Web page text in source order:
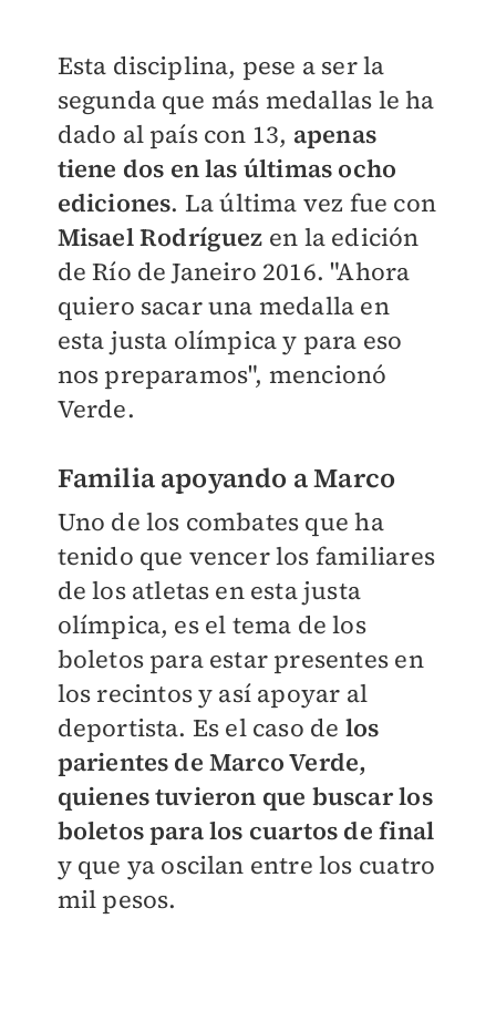
Esta disciplina, pese a ser la
segunda que más medallas le ha
dado al país con 13, apenas
tiene dos en las últimas ocho
ediciones. La última vez fue con
Misael Rodríguez en la edición
de Río de Janeiro 2016. "Ahora
quiero sacar una medalla en
esta justa olímpica y para eso
nos preparamos", mencionó
Verde.
Familia apoyando a Marco
Uno de los combates que ha
tenido que vencer los familiares
de los atletas en esta justa
olímpica, es el tema de los
boletos para estar presentes en
los recintos y así apoyar al
deportista. Es el caso de los
parientes de Marco Verde,
quienes tuvieron que buscar los
boletos para los cuartos de final
y que ya oscilan entre los cuatro
mil pesos.